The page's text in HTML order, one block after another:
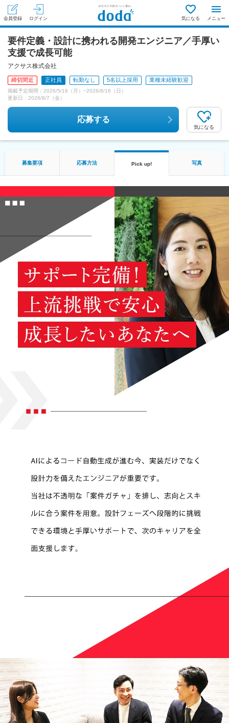
会員登録 ログイン 気になる メニュー
要件定義・設計に携われる開発エンジニア／手厚い
支援で成長可能
アクサス株式会社
締切間近 正社員 転勤なし 5名以上採用 業種未経験歓迎
掲載予定期間： 2026/5/18（月） ~2026/8/16（日）
更新日： 2026/8/7（金）
応募する
気になる
募集要項 応募方法 Pick up! 写真